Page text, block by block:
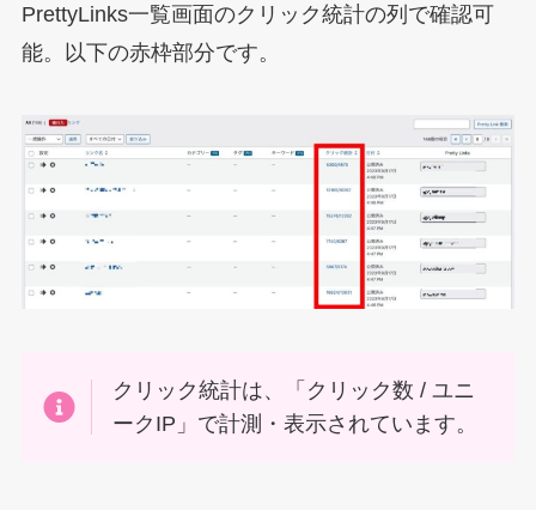
PrettyLinks一覧画面のクリック統計の列で確認可
能。以下の赤枠部分です。
クリック統計は、「クリック数 / ユニ
ークIP」で計測・表示されています。